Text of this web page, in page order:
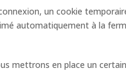
un cookie
automatiquement à la
mettrons en place un